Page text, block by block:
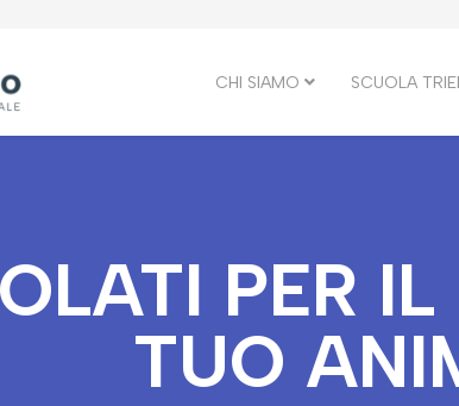
CHI SIAMO SCUOLA
PER IL
TUO